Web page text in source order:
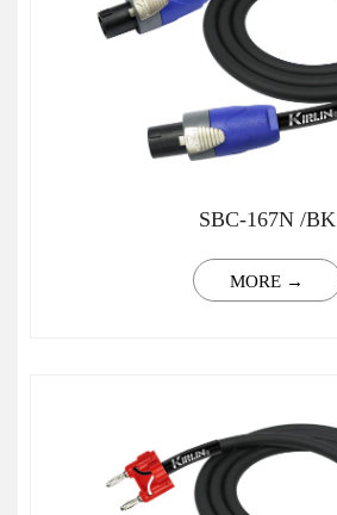
SBC-167N /BK
MORE →